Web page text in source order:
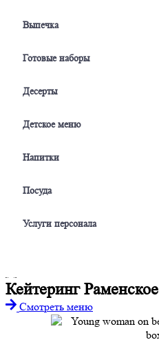
Выпечка
Готовые наборы
Десерты
Детское меню
Напитки
Посуда
Услуги персонала
Кейтеринг Раменское
Смотреть меню